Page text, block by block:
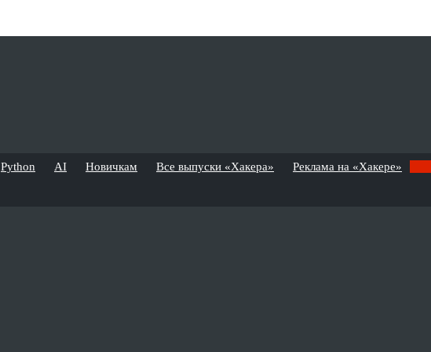
Python AI Новичкам Все выпуски «Хакера» Реклама на «Хакере»